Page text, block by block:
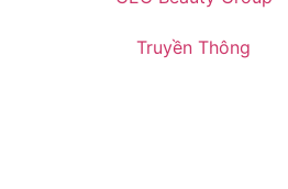
Truyền Thông